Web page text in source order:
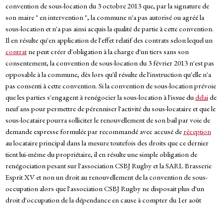
convention de sous-location du 3 octobre 2013 que, par la signature de
son maire " en intervention ", la commune n'a pas autorisé ou agréé la
sous-location et n'a pas ainsi acquis la qualité de partie à cette convention.
Il en résulte qu'en application de l'effet relatif des contrats selon lequel un
contratne peut créer d'obligation à la charge d'un tiers sans son
consentement, la convention de sous-location du 3 février 2013 n'est pas
opposable à la commune, dès lors qu'il résulte de l'instruction qu'elle n'a
pas consenti à cette convention. Si la convention de sous-location prévoie
que les parties s'engagent à renégocier la sous-location à l'issue dudélaide
neuf ans pour permettre de pérenniser l'activité du sous-locataire et que le
sous-locataire pourra solliciter le renouvellement de son bail par voie de
demande expresse formulée par recommandé avec accusé de réception
au locataire principal dans la mesure toutefois des droits que ce dernier
tient lui-même du propriétaire, il en résulte une simple obligation de
renégociation pesant sur l'association CSBJ Rugby et la SARL Brasserie
Esprit XV et non un droit au renouvellement de la convention de sous-
occupation alors que l'association CSBJ Rugby ne disposait plus d'un
droit d'occupation de la dépendance en cause à compter du 1er août